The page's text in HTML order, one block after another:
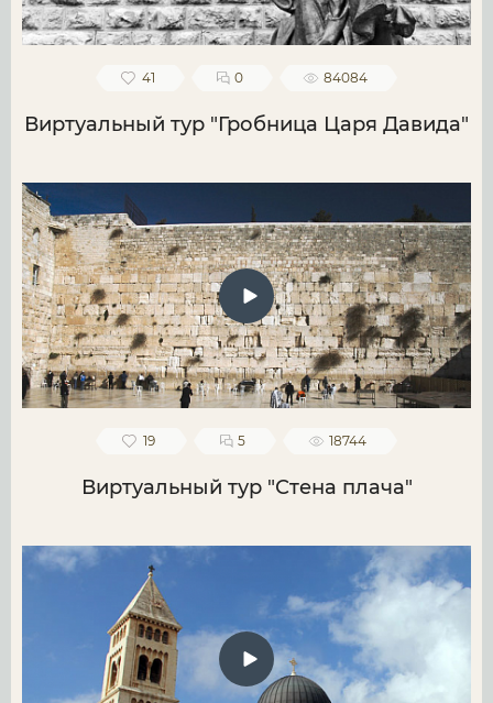
41 0 84084
Виртуальный тур "Гробница Царя Давида"
19 5 18744
Виртуальный тур "Стена плача"